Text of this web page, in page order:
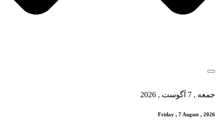
جمعه , 7 آگوست , 2026
Friday , 7 August , 2026